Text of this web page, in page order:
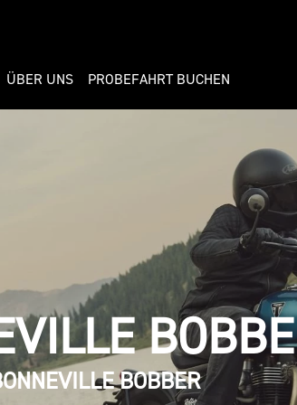
ÜBER UNS PROBEFAHRT BUCHEN
BOBBER